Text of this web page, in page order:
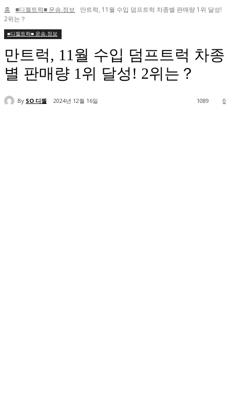
홈 ■디젤트럭■ 운송.정보
만트럭, 11월 수입 덤프트럭 차종별 판매량 1위 달성!
2위는？
■디젤트럭■ 운송.정보
만트럭, 11월 수입 덤프트럭 차종
별 판매량 1위 달성! 2위는？
By SO 디젤 2024년 12월 16일 0
1089